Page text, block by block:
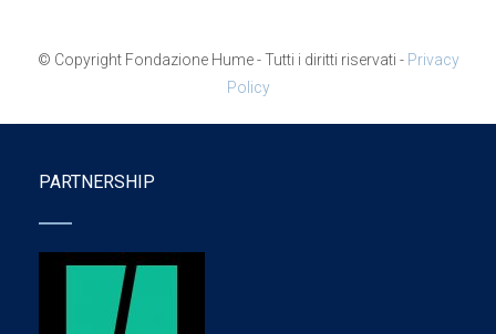
© Copyright Fondazione Hume - Tutti i diritti riservati - Privacy
Policy
PARTNERSHIP